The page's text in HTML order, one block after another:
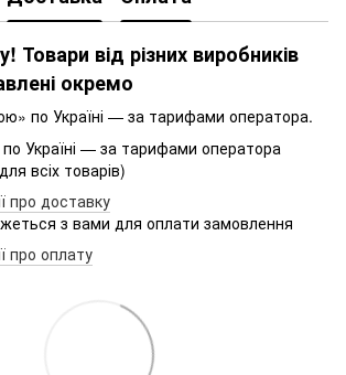
Товари від різних виробників
окремо
по Україні — за тарифами оператора.
Україні — за тарифами оператора
всіх товарів)
про доставку
з вами для оплати замовлення
про оплату